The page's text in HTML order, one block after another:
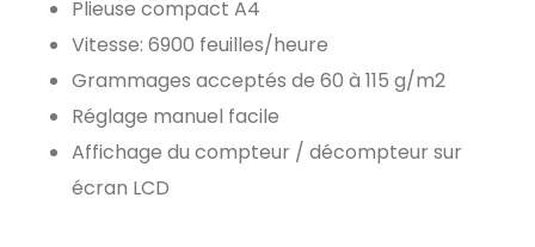
Plieuse compact A4
Vitesse: 6900 feuilles/heure
Grammages acceptés de 60 à 115 g/m2
Réglage manuel facile
Affichage du compteur / décompteur sur
écran LCD